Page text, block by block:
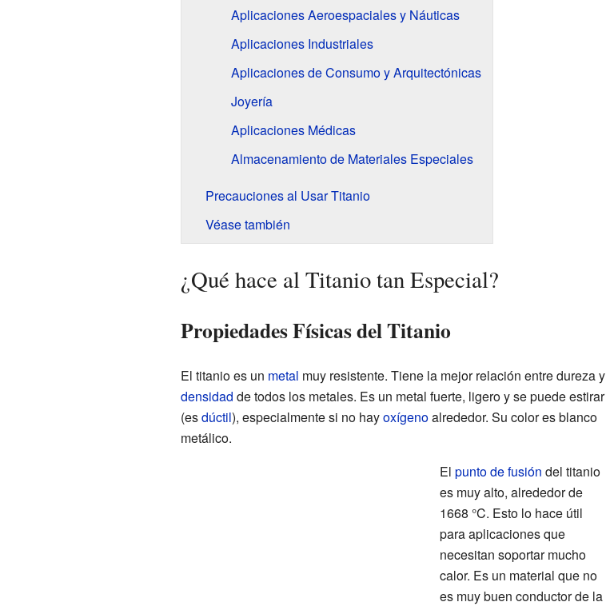
Aplicaciones Aeroespaciales y Náuticas
Aplicaciones Industriales
Aplicaciones de Consumo y Arquitectónicas
Joyería
Aplicaciones Médicas
Almacenamiento de Materiales Especiales
Precauciones al Usar Titanio
Véase también
¿Qué hace al Titanio tan Especial?
Propiedades Físicas del Titanio
El titanio es un metal muy resistente. Tiene la mejor relación entre dureza y
densidad de todos los metales. Es un metal fuerte, ligero y se puede estirar
(esdúctil), especialmente si no hayoxígenoalrededor. Su color es blanco
metálico.
El punto de fusión del titanio
es muy alto, alrededor de
1668 °C. Esto lo hace útil
para aplicaciones que
necesitan soportar mucho
calor. Es un material que no
es muy buen conductor de la